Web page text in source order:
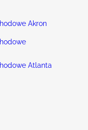
Akron
Atlanta